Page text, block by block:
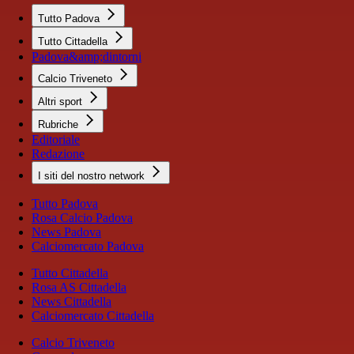
Tutto Padova
Tutto Cittadella
Padova&amp;dintorni
Calcio Triveneto
Altri sport
Rubriche
Editoriale
Redazione
I siti del nostro network
Tutto Padova
Rosa Calcio Padova
News Padova
Calciomercato Padova
Tutto Cittadella
Rosa AS Cittadella
News Cittadella
Calciomercato Cittadella
Calcio Triveneto